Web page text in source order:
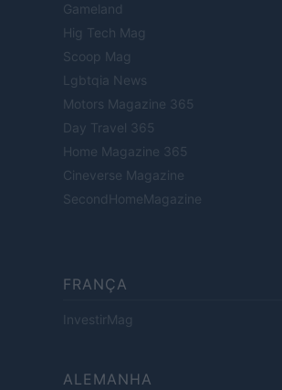
Gameland
Hig Tech Mag
Scoop Mag
Lgbtqia News
Motors Magazine 365
Day Travel 365
Home Magazine 365
Cineverse Magazine
SecondHomeMagazine
FRANÇA
InvestirMag
ALEMANHA